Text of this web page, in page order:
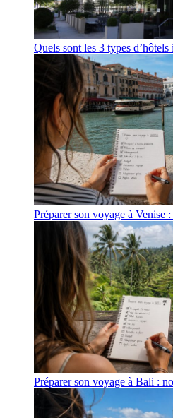
Quels sont les 3 types
Préparer son voyage à Venise
Préparer son voyage à Bali :